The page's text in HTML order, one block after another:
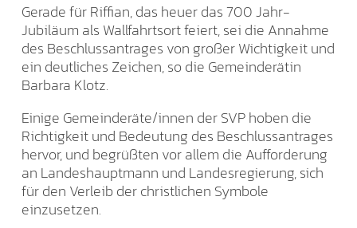
Gerade für Riffian, das heuer das 700 Jahr-
Jubiläum als Wallfahrtsort feiert, sei die Annahme
des Beschlussantrages von großer Wichtigkeit und
ein deutliches Zeichen, so die Gemeinderätin
Barbara Klotz.
Einige Gemeinderäte/innen der SVP hoben die
Richtigkeit und Bedeutung des Beschlussantrages
hervor, und begrüßten vor allem die Aufforderung
an Landeshauptmann und Landesregierung, sich
für den Verleib der christlichen Symbole
einzusetzen.